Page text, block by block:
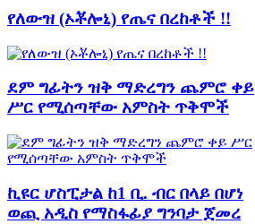
የለውዝ (ኦቾሎኒ) የጤና በረከቶች !!
ደም ግፊትን ዝቅ ማድረግን ጨምሮ ቀይ
ሥር የሚሰጣቸው አምስት ጥቅሞች
ኪዩር ሆስፒታል ከ1 ቢ. ብር በላይ በሆነ
ወጪ አዲስ የማስፋፊያ ግንባታ ጀመረ